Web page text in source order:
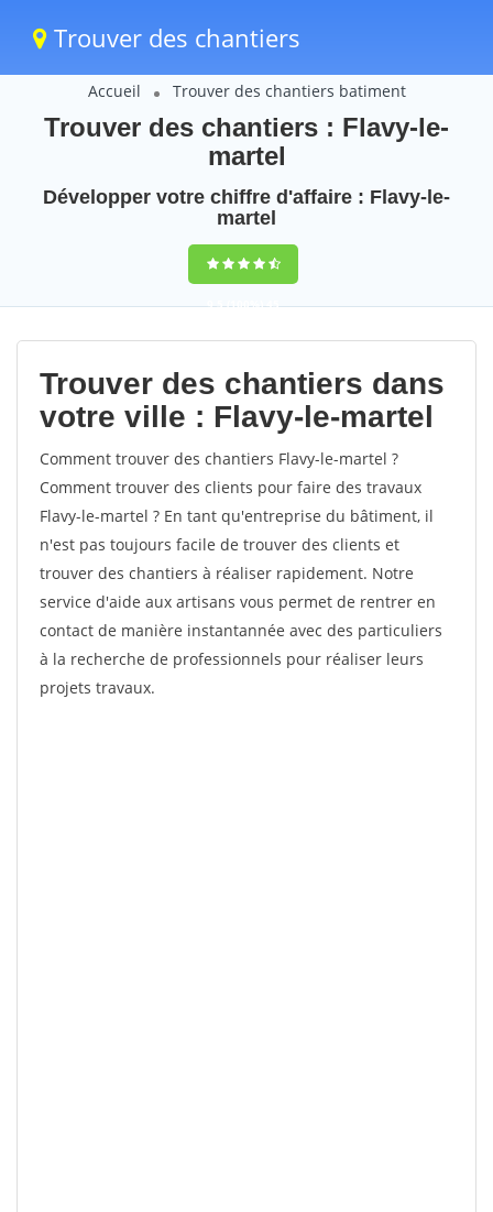
Trouver des chantiers
Accueil Trouver des chantiers batiment
Trouver des chantiers : Flavy-le-
martel
Développer votre chiffre d'affaire : Flavy-le-
martel
9,5(100%)45
votes
Trouver des chantiers dans
votre ville : Flavy-le-martel
Comment trouver des chantiers Flavy-le-martel ?
Comment trouver des clients pour faire des travaux
Flavy-le-martel ? En tant qu'entreprise du bâtiment, il
n'est pas toujours facile de trouver des clients et
trouver des chantiers à réaliser rapidement. Notre
service d'aide aux artisans vous permet de rentrer en
contact de manière instantannée avec des particuliers
à la recherche de professionnels pour réaliser leurs
projets travaux.